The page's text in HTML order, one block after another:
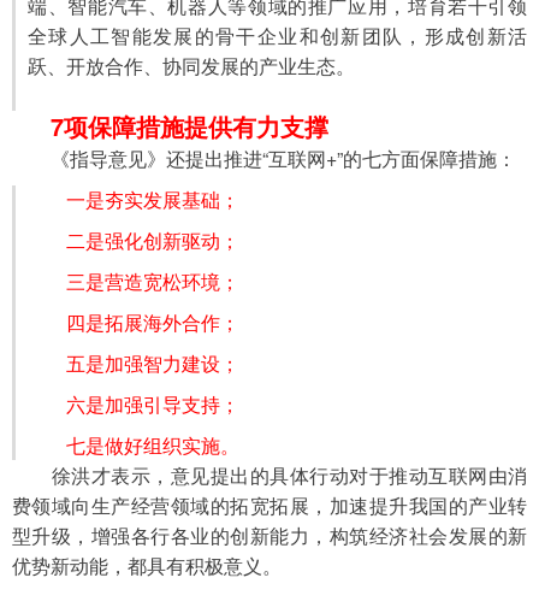
端、智能汽车、机器人等领域的推广应用，培育若干引领
全球人工智能发展的骨干企业和创新团队，形成创新活
跃、开放合作、协同发展的产业生态。
7项保障措施提供有力支撑
《指导意见》还提出推进“互联网+”的七方面保障措施：
一是夯实发展基础；
二是强化创新驱动；
三是营造宽松环境；
四是拓展海外合作；
五是加强智力建设；
六是加强引导支持；
七是做好组织实施。
徐洪才表示，意见提出的具体行动对于推动互联网由消
费领域向生产经营领域的拓宽拓展，加速提升我国的产业转
型升级，增强各行各业的创新能力，构筑经济社会发展的新
优势新动能，都具有积极意义。